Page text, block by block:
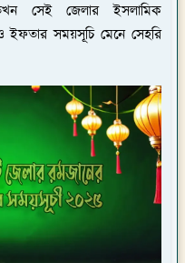
সেই জেলার ইসলামিক
সময়সূচি মেনে সেহরি